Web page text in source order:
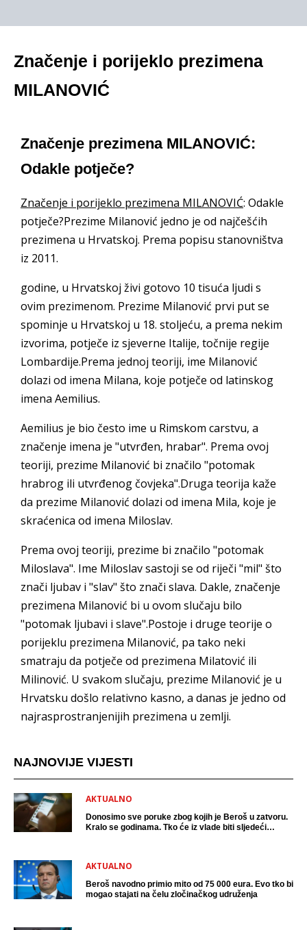
Značenje i porijeklo prezimena
MILANOVIĆ
Značenje prezimena MILANOVIĆ:
Odakle potječe?
Značenje i porijeklo prezimena MILANOVIĆ: Odakle
potječe?Prezime Milanović jedno je od najčešćih
prezimena u Hrvatskoj. Prema popisu stanovništva
iz 2011.
godine, u Hrvatskoj živi gotovo 10 tisuća ljudi s
ovim prezimenom. Prezime Milanović prvi put se
spominje u Hrvatskoj u 18. stoljeću, a prema nekim
izvorima, potječe iz sjeverne Italije, točnije regije
Lombardije.Prema jednoj teoriji, ime Milanović
dolazi od imena Milana, koje potječe od latinskog
imena Aemilius.
Aemilius je bio često ime u Rimskom carstvu, a
značenje imena je "utvrđen, hrabar". Prema ovoj
teoriji, prezime Milanović bi značilo "potomak
hrabrog ili utvrđenog čovjeka".Druga teorija kaže
da prezime Milanović dolazi od imena Mila, koje je
skraćenica od imena Miloslav.
Prema ovoj teoriji, prezime bi značilo "potomak
Miloslava". Ime Miloslav sastoji se od riječi "mil" što
znači ljubav i "slav" što znači slava. Dakle, značenje
prezimena Milanović bi u ovom slučaju bilo
"potomak ljubavi i slave".Postoje i druge teorije o
porijeklu prezimena Milanović, pa tako neki
smatraju da potječe od prezimena Milatović ili
Milinović. U svakom slučaju, prezime Milanović je u
Hrvatsku došlo relativno kasno, a danas je jedno od
najrasprostranjenijih prezimena u zemlji.
NAJNOVIJE VIJESTI
AKTUALNO
Donosimo sve poruke zbog kojih je Beroš u zatvoru.
Kralo se godinama. Tko će iz vlade biti sljedeći
AKTUALNO
Beroš navodno primio mito od 75 000 eura. Evo tko bi
mogao stajati na čelu zločinačkog udruženja